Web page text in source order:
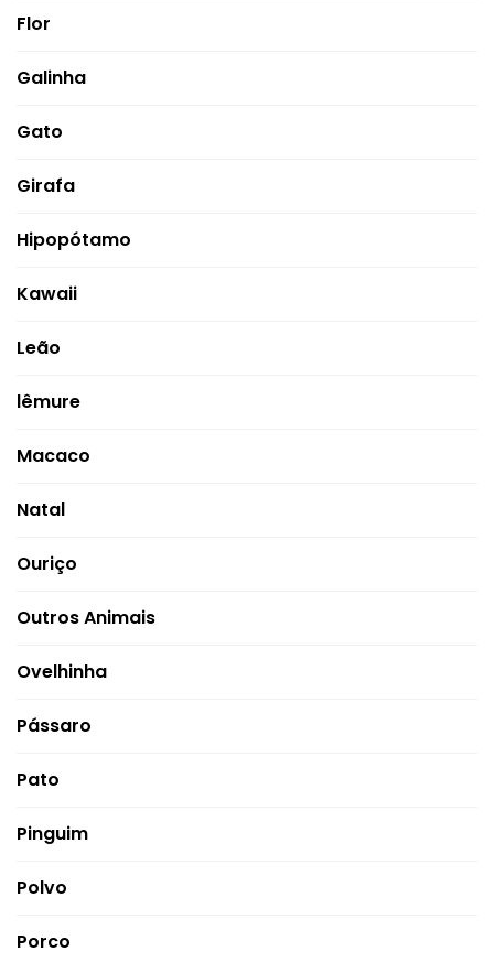
Flor
Galinha
Gato
Girafa
Hipopótamo
Kawaii
Leão
lêmure
Macaco
Natal
Ouriço
Outros Animais
Ovelhinha
Pássaro
Pato
Pinguim
Polvo
Porco